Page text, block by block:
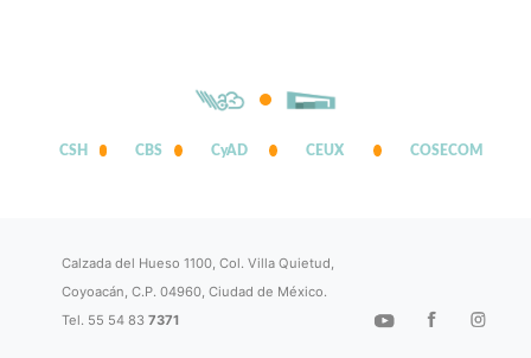
CSH CBS CyAD CEUX COSECOM
Calzada del Hueso 1100, Col. Villa Quietud,
Coyoacán, C.P. 04960, Ciudad de México.
Tel. 55 54 837371